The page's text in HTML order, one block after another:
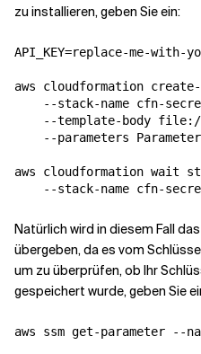
zu installieren, geben Sie ein:
API_KEY=replace-me-with-
aws cloudformation
--stack-name cfn-
--template-body
--parameters
aws cloudformation wait
Natürlich wird in diesem Fall
übergeben, da es vom
um zu überprüfen, ob Ihr
gespeichert wurde, geben Sie